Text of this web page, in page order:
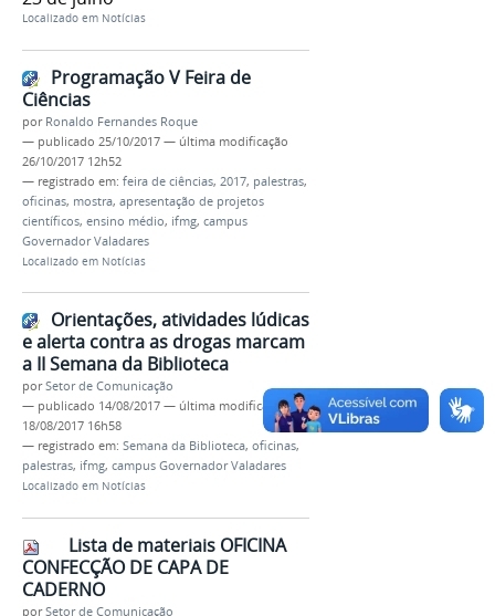
Localizado em Notícias
Programação V Feira de
Ciências
por Ronaldo Fernandes Roque
— publicado 25/10/2017 — última modificação
26/10/2017 12h52
— registrado em: feira de ciências, 2017, palestras,
oficinas, mostra, apresentação de projetos
científicos, ensino médio, ifmg, campus
Governador Valadares
Localizado em Notícias
Orientações, atividades lúdicas
e alerta contra as drogas marcam
a II Semana da Biblioteca
porSetor de Comunicação
— publicado 14/08/2017 — última modificação
18/08/2017 16h58
— registrado em: Semana da Biblioteca, oficinas,
palestras, ifmg, campus Governador Valadares
Localizado em Notícias
Lista de materiais OFICINA
CONFECÇÃO DE CAPA DE
CADERNO
porSetor de Comunicação